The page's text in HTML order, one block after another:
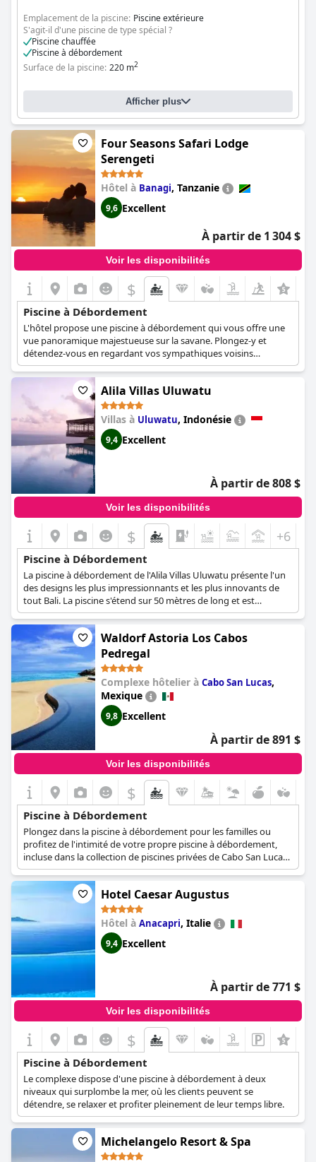
Emplacement de la piscine: Piscine extérieure
S'agit-il d'une piscine de type spécial ?
Piscine chauffée
Piscine à débordement
Surface de la piscine: 220 m2
Afficher plus
Four Seasons Safari Lodge
Serengeti
Hôtel à Banagi, Tanzanie
9,6 Excellent
À partir de 1 304 $
Voir les disponibilités
$
Piscine à Débordement
L'hôtel propose une piscine à débordement qui vous offre une
vue panoramique majestueuse sur la savane. Plongez-y et
détendez-vous en regardant vos sympathiques voisins
éléphants vaquer à leurs occupations dans l'abreuvoir voisin.
Vous aurez l'impression de vivre dans un documentaire !
Alila Villas Uluwatu
Villas à Uluwatu, Indonésie
9,4 Excellent
À partir de 808 $
Voir les disponibilités
$ +6
Piscine à Débordement
La piscine à débordement de l'Alila Villas Uluwatu présente l'un
des designs les plus impressionnants et les plus innovants de
tout Bali. La piscine s'étend sur 50 mètres de long et est
suspendue au flanc d'une falaise calcaire. Elle offre une vue sur
le vaste océan Indien et sur le paysage de savane à couper le
souffle de Bali depuis l'un des sites les mieux notés d'Uluwatu.
Waldorf Astoria Los Cabos
Pedregal
Complexe hôtelier à Cabo San Lucas,
Mexique
9,8 Excellent
À partir de 891 $
Voir les disponibilités
$
Piscine à Débordement
Plongez dans la piscine à débordement pour les familles ou
profitez de l'intimité de votre propre piscine à débordement,
incluse dans la collection de piscines privées de Cabo San Lucas,
et plongez dans la vue imprenable sur l'océan Pacifique.
Hotel Caesar Augustus
Hôtel à Anacapri, Italie
9,4 Excellent
À partir de 771 $
Voir les disponibilités
$
Piscine à Débordement
Le complexe dispose d'une piscine à débordement à deux
niveaux qui surplombe la mer, où les clients peuvent se
détendre, se relaxer et profiter pleinement de leur temps libre.
Michelangelo Resort & Spa